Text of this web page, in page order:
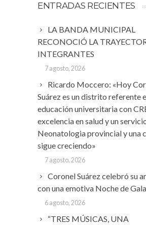
ENTRADAS RECIENTES
LA BANDA MUNICIPAL
RECONOCIÓ LA
INTEGRANTES
7 agosto, 2026
Ricardo Moccero: «Hoy
Suárez es un distrito referente
educación universitaria con
excelencia en salud y un
Neonatologia provincial y una
sigue creciendo»
7 agosto, 2026
Coronel Suárez celebró su
con una emotiva Noche de Gala
6 agosto, 2026
“TRES MÚSICAS, UNA